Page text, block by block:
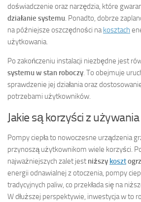
doświadczenie oraz narzędzia, które
działanie systemu. Ponadto, dobrze
na późniejsze oszczędności na kosztach
użytkowania.
Po zakończeniu instalacji niezbędne jest
systemu w stan roboczy. To obejmuje
sprawdzenie jej działania oraz
potrzebami użytkowników.
Jakie są korzyści z
Pompy ciepła to nowoczesne urządzenia
przynoszą użytkownikom wiele korzyści.
najważniejszych zalet jest niższy koszt
energii odnawialnej z otoczenia, pompy
tradycyjnych paliw, co przekłada się na
W dłuższej perspektywie, inwestycja w to